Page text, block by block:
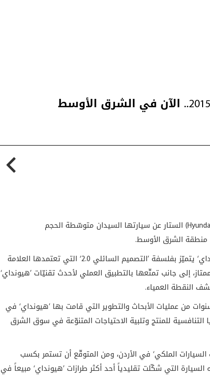
الستار عن سيارتها السيدان متوسّطة الحجم
منطقة الشرق الأوسط.
وتُعدّ ’سوناتا‘ الجديدة كلياً ثاني طراز من ’هيونداي‘ يتميّز بفلسفة ’التصميم السائلي 2.0‘ التي تعتمدها العلامة
إلى جانب تمتّعها بالتطبيق العملي لأحدث تقنيّات ’هيونداي‘
النقطة العمياء.
من عمليات الأبحاث والتطوير التي قامت بها ’هيونداي‘ في
التنافسية للمنتج وتلبية الاحتياجات المتنوّعة في سوق الشرق
الملكي‘ في الأردن، ومن المتوقّع أن تستمر بكسب
التي شكّلت تقليدياً أحد أكثر طرازات ’هيونداي‘ مبيعاً في